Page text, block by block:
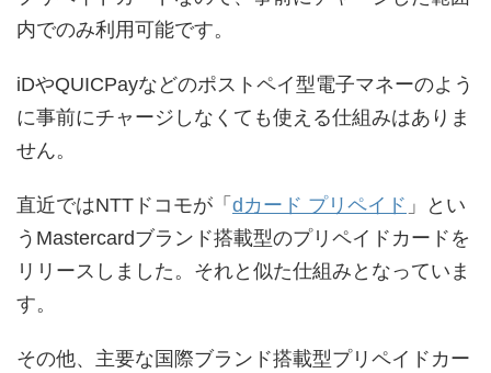
内でのみ利用可能です。
iDやQUICPayなどのポストペイ型電子マネーのよう
に事前にチャージしなくても使える仕組みはありま
せん。
直近ではNTTドコモが「 dカード プリペイド 」とい
うMastercardブランド搭載型のプリペイドカードを
リリースしました。それと似た仕組みとなっていま
す。
その他、主要な国際ブランド搭載型プリペイドカー